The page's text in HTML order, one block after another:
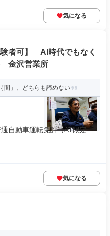
気になる
者可】 AI時代でもなく
金沢営業所
間」、どちらも諦めない
自動車運転免許（AT限定
気になる